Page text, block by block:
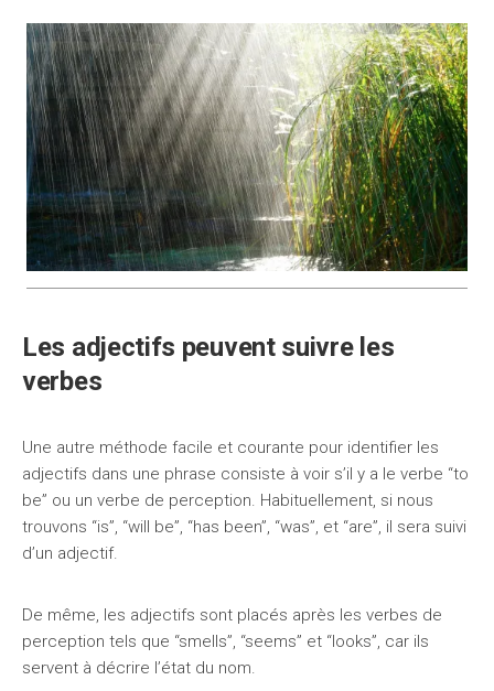
Les adjectifs peuvent suivre les
verbes
Une autre méthode facile et courante pour identifier les
adjectifs dans une phrase consiste à voir s’il y a le verbe “to
be” ou un verbe de perception. Habituellement, si nous
trouvons “is”, “will be”, “has been”, “was”, et “are”, il sera suivi
d’un adjectif.
De même, les adjectifs sont placés après les verbes de
perception tels que “smells”, “seems” et “looks”, car ils
servent à décrire l’état du nom.